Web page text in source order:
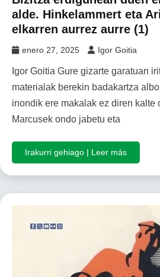
alde. Hinkelammert eta
elkarren aurrez aurre (1)
enero 27, 2025 Igor Goitia
Igor Goitia Gure gizarte garatuan
materialak berekin badakartza
inondik ere makalak ez diren kalte
Marcusek ondo jabetu eta
Irakurri gehiago | Leer más